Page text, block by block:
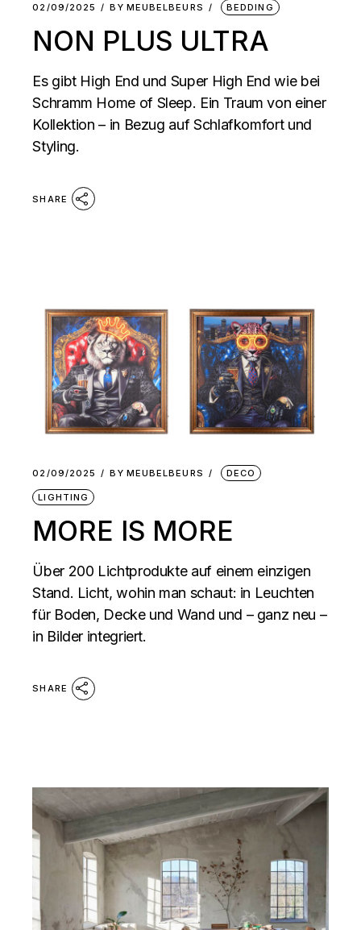
02/09/2025 BY MEUBELBEURS BEDDING
NON PLUS ULTRA
Es gibt High End und Super High End wie bei
Schramm Home of Sleep. Ein Traum von einer
Kollektion – in Bezug auf Schlafkomfort und
Styling.
SHARE
02/09/2025 BY MEUBELBEURS DECO
LIGHTING
MORE IS MORE
Über 200 Lichtprodukte auf einem einzigen
Stand. Licht, wohin man schaut: in Leuchten
für Boden, Decke und Wand und – ganz neu –
in Bilder integriert.
SHARE